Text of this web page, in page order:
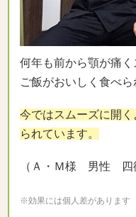
何年も前から顎が痛く
ご飯がおいしく食べら
今ではスムーズに開
られています。
（Ａ・Ｍ様 男性 四
※効果には個人差があります